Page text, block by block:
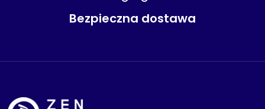
Bezpieczna dostawa